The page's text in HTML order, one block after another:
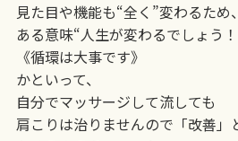
見た目や機能も“全く”変わるため、
ある意味“人生が変わるでしょう！
《循環は大事です》
かといって、
自分でマッサージして流しても
肩こりは治りませんので「改善」